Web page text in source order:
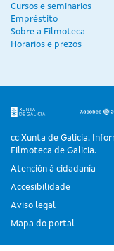
Cursos e seminarios
Empréstito
Sobre a Filmoteca
Horarios e prezos
cc Xunta de Galicia.
Filmoteca de Galicia.
Atención á cidadanía
Accesibilidade
Aviso legal
Mapa do portal